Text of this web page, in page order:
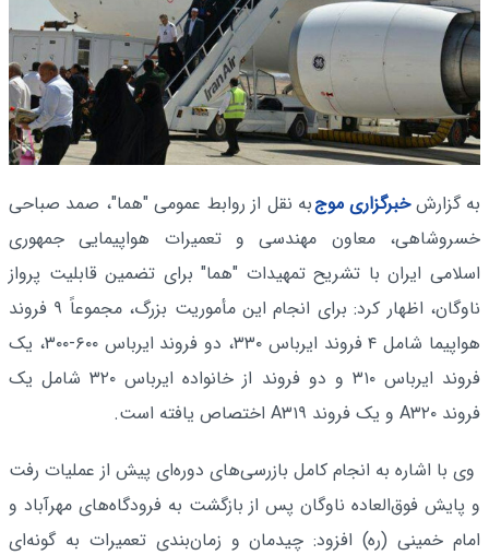
به گزارشخبرگزاری موجبه نقل از روابط عمومی "هما"، صمد صباحی
خسروشاهی، معاون مهندسی و تعمیرات هواپیمایی جمهوری
اسلامی ایران با تشریح تمهیدات "هما" برای تضمین قابلیت پرواز
ناوگان، اظهار کرد: برای انجام این مأموریت بزرگ، مجموعاً ۹ فروند
هواپیما شامل ۴ فروند ایرباس ۳۳۰، دو فروند ایرباس ۶۰۰-۳۰۰، یک
فروند ایرباس ۳۱۰ و دو فروند از خانواده ایرباس ۳۲۰ شامل یک
فروند A۳۲۰ و یک فروند A۳۱۹ اختصاص یافته است.
وی با اشاره به انجام کامل بازرسی‌های دوره‌ای پیش از عملیات رفت
و پایش فوق‌العاده ناوگان پس از بازگشت به فرودگاه‌های مهرآباد و
امام خمینی (ره) افزود: چیدمان و زمان‌بندی تعمیرات به گونه‌ای